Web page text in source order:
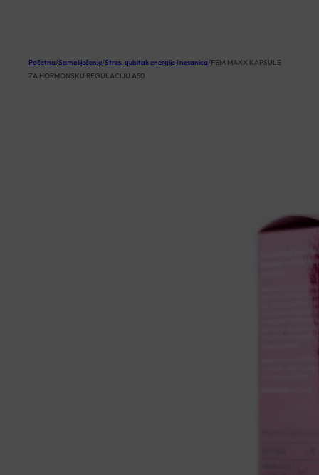
Početna/Samoliječenje/Stres, gubitak energije i nesanica/FEMIMAXX KAPSULE
ZA HORMONSKU REGULACIJU A50